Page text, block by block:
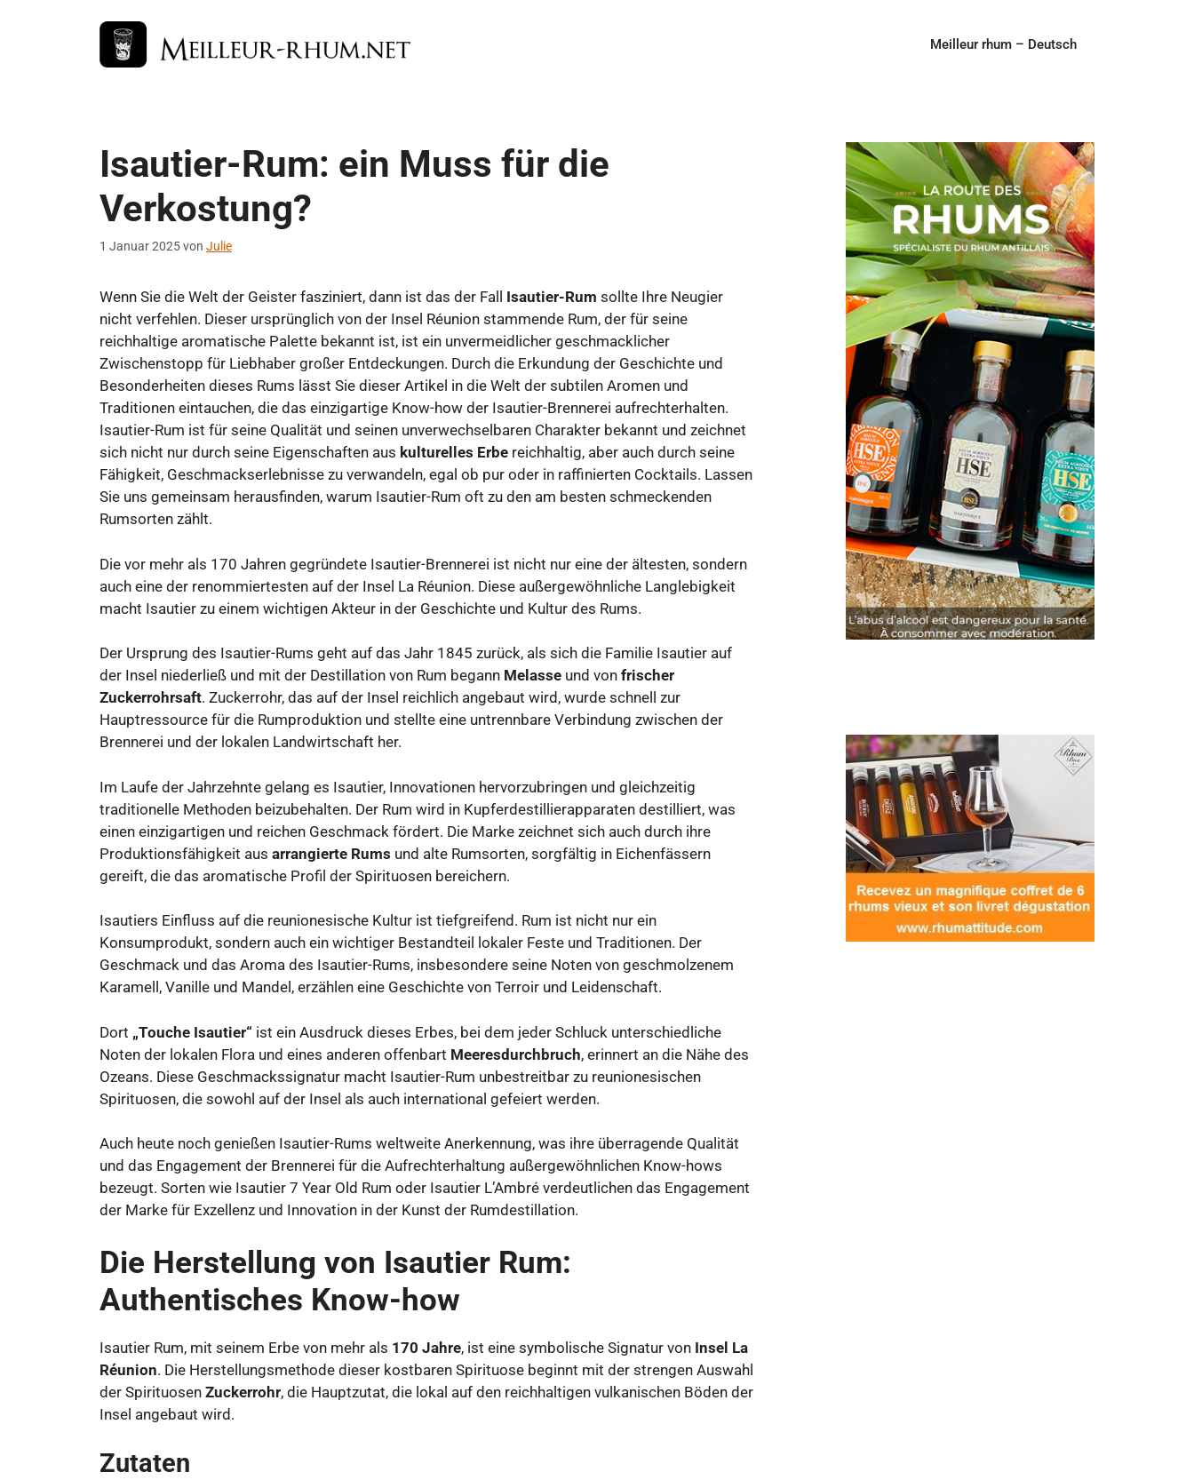
Meilleur rhum – Deutsch
Isautier-Rum: ein Muss für die
Verkostung?
1 Januar 2025von Julie
Wenn Sie die Welt der Geister fasziniert, dann ist das der Fall Isautier-Rum sollte Ihre Neugier
nicht verfehlen. Dieser ursprünglich von der Insel Réunion stammende Rum, der für seine
reichhaltige aromatische Palette bekannt ist, ist ein unvermeidlicher geschmacklicher
Zwischenstopp für Liebhaber großer Entdeckungen. Durch die Erkundung der Geschichte und
Besonderheiten dieses Rums lässt Sie dieser Artikel in die Welt der subtilen Aromen und
Traditionen eintauchen, die das einzigartige Know-how der Isautier-Brennerei aufrechterhalten.
Isautier-Rum ist für seine Qualität und seinen unverwechselbaren Charakter bekannt und zeichnet
sich nicht nur durch seine Eigenschaften aus kulturelles Erbe reichhaltig, aber auch durch seine
Fähigkeit, Geschmackserlebnisse zu verwandeln, egal ob pur oder in raffinierten Cocktails. Lassen
Sie uns gemeinsam herausfinden, warum Isautier-Rum oft zu den am besten schmeckenden
Rumsorten zählt.
Die vor mehr als 170 Jahren gegründete Isautier-Brennerei ist nicht nur eine der ältesten, sondern
auch eine der renommiertesten auf der Insel La Réunion. Diese außergewöhnliche Langlebigkeit
macht Isautier zu einem wichtigen Akteur in der Geschichte und Kultur des Rums.
Der Ursprung des Isautier-Rums geht auf das Jahr 1845 zurück, als sich die Familie Isautier auf
der Insel niederließ und mit der Destillation von Rum begann Melasse und von frischer
Zuckerrohrsaft. Zuckerrohr, das auf der Insel reichlich angebaut wird, wurde schnell zur
Hauptressource für die Rumproduktion und stellte eine untrennbare Verbindung zwischen der
Brennerei und der lokalen Landwirtschaft her.
Im Laufe der Jahrzehnte gelang es Isautier, Innovationen hervorzubringen und gleichzeitig
traditionelle Methoden beizubehalten. Der Rum wird in Kupferdestillierapparaten destilliert, was
einen einzigartigen und reichen Geschmack fördert. Die Marke zeichnet sich auch durch ihre
Produktionsfähigkeit aus arrangierte Rums und alte Rumsorten, sorgfältig in Eichenfässern
gereift, die das aromatische Profil der Spirituosen bereichern.
Isautiers Einfluss auf die reunionesische Kultur ist tiefgreifend. Rum ist nicht nur ein
Konsumprodukt, sondern auch ein wichtiger Bestandteil lokaler Feste und Traditionen. Der
Geschmack und das Aroma des Isautier-Rums, insbesondere seine Noten von geschmolzenem
Karamell, Vanille und Mandel, erzählen eine Geschichte von Terroir und Leidenschaft.
Dort „Touche Isautier“ ist ein Ausdruck dieses Erbes, bei dem jeder Schluck unterschiedliche
Noten der lokalen Flora und eines anderen offenbart Meeresdurchbruch, erinnert an die Nähe des
Ozeans. Diese Geschmackssignatur macht Isautier-Rum unbestreitbar zu reunionesischen
Spirituosen, die sowohl auf der Insel als auch international gefeiert werden.
Auch heute noch genießen Isautier-Rums weltweite Anerkennung, was ihre überragende Qualität
und das Engagement der Brennerei für die Aufrechterhaltung außergewöhnlichen Know-hows
bezeugt. Sorten wie Isautier 7 Year Old Rum oder Isautier L’Ambré verdeutlichen das Engagement
der Marke für Exzellenz und Innovation in der Kunst der Rumdestillation.
Die Herstellung von Isautier Rum:
Authentisches Know-how
Isautier Rum, mit seinem Erbe von mehr als 170 Jahre, ist eine symbolische Signatur von Insel La
Réunion. Die Herstellungsmethode dieser kostbaren Spirituose beginnt mit der strengen Auswahl
der Spirituosen Zuckerrohr, die Hauptzutat, die lokal auf den reichhaltigen vulkanischen Böden der
Insel angebaut wird.
Zutaten